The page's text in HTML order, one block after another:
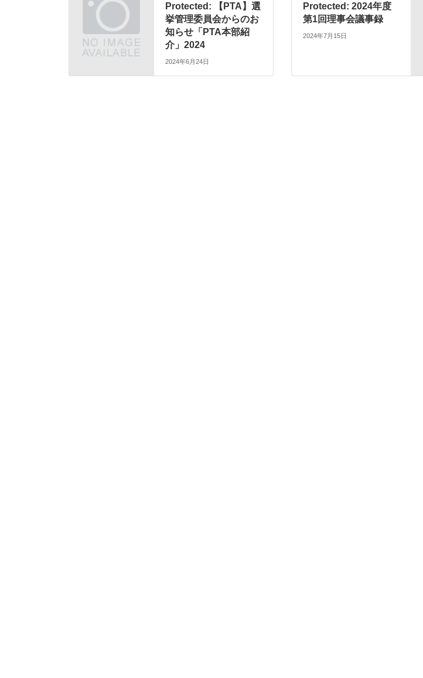
Protected: 【PTA】選
挙管理委員会からのお
知らせ「PTA本部紹
介」2024
2024年6月24日
Protected: 2024年度
第1回理事会議事録
2024年7月15日